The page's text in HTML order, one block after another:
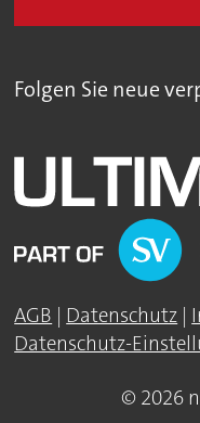
Folgen Sie neue
AGB Datenschutz
Datenschutz-
© 2026